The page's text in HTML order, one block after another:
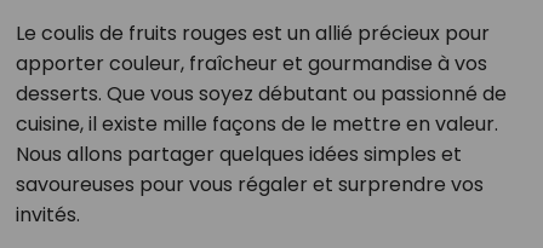
Le coulis de fruits rouges est un allié précieux pour
apporter couleur, fraîcheur et gourmandise à vos
desserts. Que vous soyez débutant ou passionné de
cuisine, il existe mille façons de le mettre en valeur.
Nous allons partager quelques idées simples et
savoureuses pour vous régaler et surprendre vos
invités.